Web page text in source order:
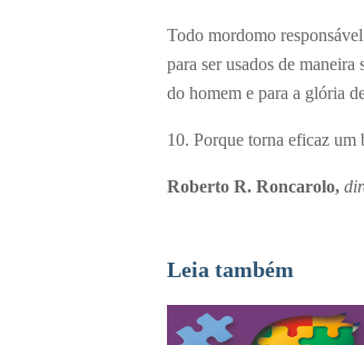
Todo mordomo
para ser usados de
do homem e para a glória
10. Porque torna eficaz um
Roberto R. Roncarolo,
Leia também